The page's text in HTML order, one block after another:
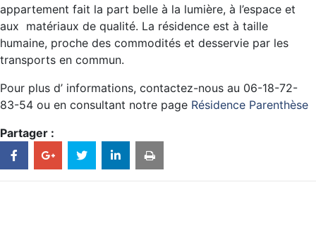
appartement fait la part belle à la lumière, à l’espace et
aux matériaux de qualité. La résidence est à taille
humaine, proche des commodités et desservie par les
transports en commun.
Pour plus d’ informations, contactez-nous au 06-18-72-
83-54 ou en consultant notre page Résidence Parenthèse
Partager :